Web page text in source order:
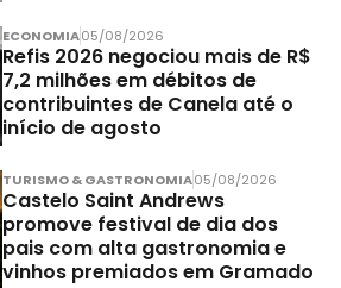
ECONOMIA05/08/2026
Refis 2026 negociou mais de R$
7,2 milhões em débitos de
contribuintes de Canela até o
início de agosto
TURISMO & GASTRONOMIA05/08/2026
Castelo Saint Andrews
promove festival de dia dos
pais com alta gastronomia e
vinhos premiados em Gramado